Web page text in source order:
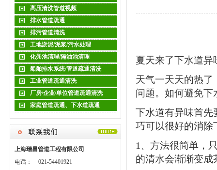
高压清洗管道视频
排水管道疏通
排污管道清洗
工地淤泥/泥浆/污水处理
化粪池清理/隔油池清理
船舶排水系统/管道疏通清洗
工业管道疏通清洗
厂房/企业/单位管道疏通清洗
家庭管道疏通、下水道疏通
上海瑞昌管道工程有限公司
电话：
021-54401921
夏天来了下水道异
天气一天天的热
问题。如何避免下
下水道有异味首先
巧可以很好的消除
1、方法很简单，
的清水会渐渐变